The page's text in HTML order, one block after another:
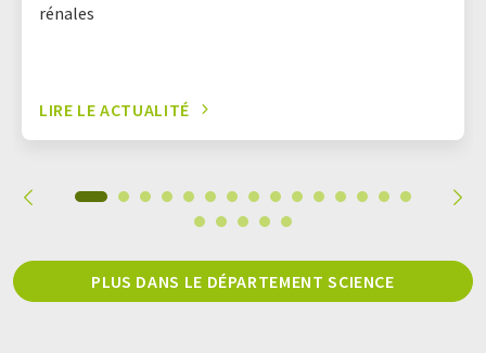
rénales
LIRE LE ACTUALITÉ
PLUS DANS LE DÉPARTEMENT SCIENCE